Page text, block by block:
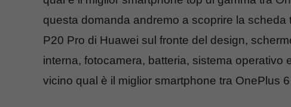
questa domanda andremo a scoprire la
P20 Pro di Huawei sul fronte del design,
interna, fotocamera, batteria, sistema
vicino qual è il miglior smartphone tra OnePlus